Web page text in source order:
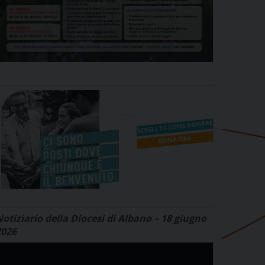
della Diocesi di Albano – 18 giugno